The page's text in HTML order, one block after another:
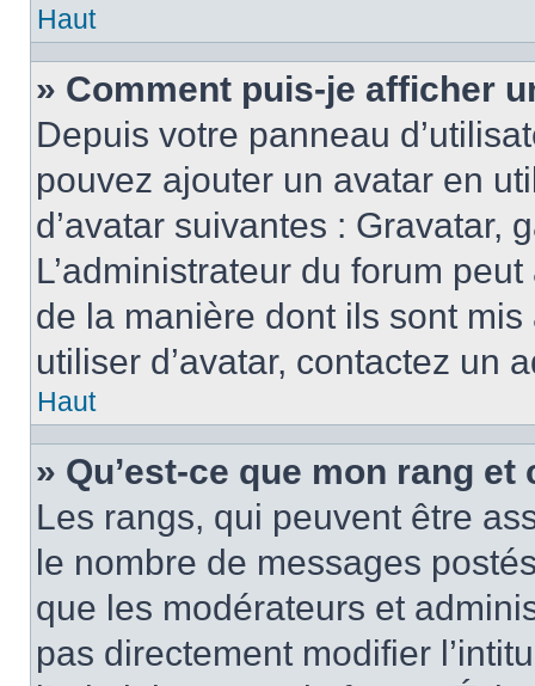
Haut
» Comment puis-je afficher
Depuis votre panneau
pouvez ajouter un avatar en
d’avatar suivantes : Gravatar,
L’administrateur du forum
de la manière dont ils sont
utiliser d’avatar, contactez un
Haut
» Qu’est-ce que mon rang
Les rangs, qui peuvent être
le nombre de messages
que les modérateurs et
pas directement modifier